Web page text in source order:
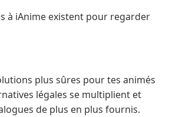
à iAnime existent pour regarder
plus sûres pour tes animés
légales se multiplient et
de plus en plus fournis.